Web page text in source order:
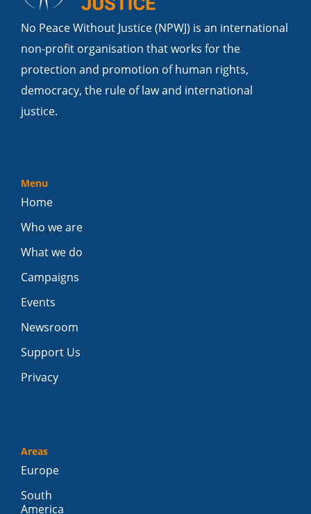
No Peace Without Justice (NPWJ) is an international
non-profit organisation that works for the
protection and promotion of human rights,
democracy, the rule of law and international
justice.
Menu
Home
Who we are
What we do
Campaigns
Events
Newsroom
Support Us
Privacy
Areas
Europe
South
America